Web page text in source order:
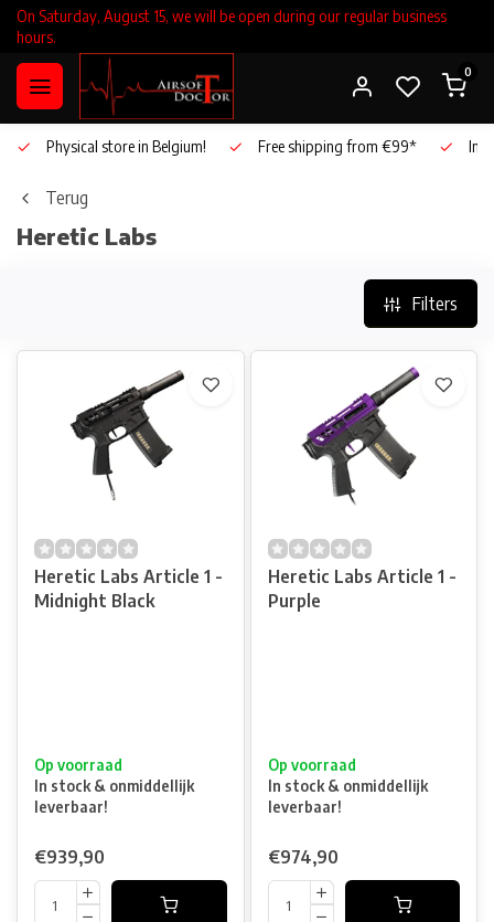
On Saturday, August 15, we will be open during our regular business
hours.
0
Physical store in Belgium! Free shipping from €99*
Terug
Heretic Labs
Filters
Heretic Labs Article 1 -
Midnight Black
Op voorraad
In stock & onmiddellijk
leverbaar!
€939,90
Heretic Labs Article 1 -
Purple
Op voorraad
In stock & onmiddellijk
leverbaar!
€974,90